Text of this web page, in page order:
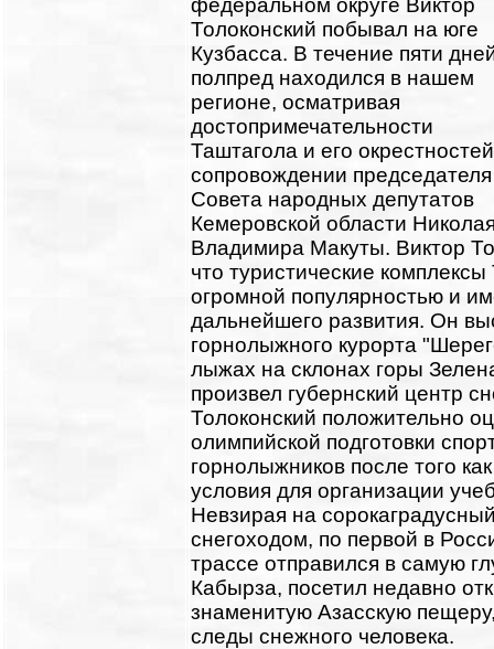
федеральном округе Виктор
Толоконский побывал на юге
Кузбасса. В течение пяти
полпред находился в нашем
регионе, осматривая
достопримечательности
Таштагола и его
сопровождении председателя
Совета народных депутатов
Кемеровской области
Владимира Макуты. Виктор
что туристические
огромной популярностью и
дальнейшего развития. Он
горнолыжного курорта
лыжах на склонах горы
произвел губернский центр
Толоконский положительно
олимпийской подготовки
горнолыжников после того
условия для организации
Невзирая на
снегоходом, по первой в
трассе отправился в самую
Кабырза, посетил недавно
знаменитую Азасскую
следы снежного человека.